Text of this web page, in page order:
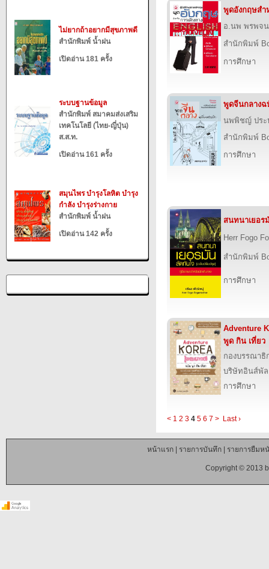
ไม่ยากถ้าอยากมีสุขภาพดี
สำนักพิมพ์ น้ำฝน
เปิดอ่าน 181 ครั้ง
ระบบฐานข้อมูล
สำนักพิมพ์ สมาคมส่งเสริม
เทคโนโลยี (ไทย-ญี่ปุ่น)
ส.ส.ท.
เปิดอ่าน 161 ครั้ง
สมุนไพร บำรุงโลหิต บำรุง
กำลัง บำรุงร่างกาย
สำนักพิมพ์ น้ำฝน
เปิดอ่าน 142 ครั้ง
พูดอังกฤษสำ
อ.นพ พรพจ
สำนักพิมพ์
การศึกษา
พูดจีนกลางฉ
นพพิชญ์ ประ
สำนักพิมพ์
การศึกษา
สนทนาเยอร
Herr Fogo
สำนักพิมพ์
การศึกษา
Adventure
พูด กิน เที่ยว
กองบรรณาธิ
บริษัทอินส์พัล
การศึกษา
< 1 2 3 4 5 6 7 > Last ›
หน้าแรก| รายการบันทึก| รายการยืมห
Copyright © 2013